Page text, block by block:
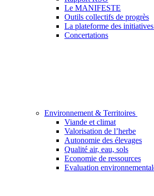
Le MANIFESTE
Outils collectifs de progrès
La plateforme des
Concertations
Environnement & Territoires
Viande et climat
Valorisation de l’herbe
Autonomie des élevages
Qualité air, eau, sols
Economie de ressources
Evaluation